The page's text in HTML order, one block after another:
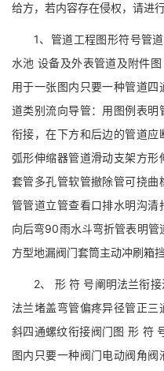
给方，若内容存在侵权，请进
1、管道工程图形符号管道
水池 设备及外表管道及附件
用于一张图内只要一种管道
道类别流向导管：用图例表
衔接，在下方和后边的管道
弧形伸缩器管道滑动支架方
套管多孔管软管撤除管可挠
管管道立管查看口排水明沟
向后弯90雨水斗弯折管表明
方型地漏阀门套筒主动冲刷箱
2、 形 符 号阐明法兰衔接
法兰堵盖弯管偏疼异径管正
斜四通螺纹衔接阀门图 形 符
图内只要一种阀门电动阀角